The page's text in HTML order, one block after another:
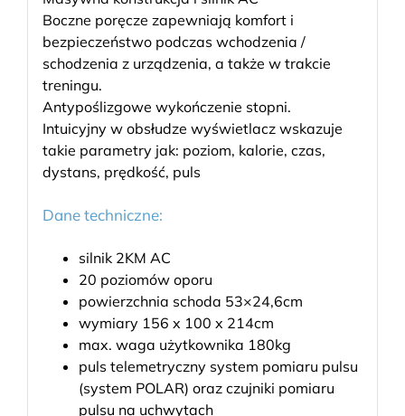
Boczne poręcze zapewniają komfort i
bezpieczeństwo podczas wchodzenia /
schodzenia z urządzenia, a także w trakcie
treningu.
Antypoślizgowe wykończenie stopni.
Intuicyjny w obsłudze wyświetlacz wskazuje
takie parametry jak: poziom, kalorie, czas,
dystans, prędkość, puls
Dane techniczne:
silnik 2KM AC
20 poziomów oporu
powierzchnia schoda 53×24,6cm
wymiary 156 x 100 x 214cm
max. waga użytkownika 180kg
puls telemetryczny system pomiaru pulsu
(system POLAR) oraz czujniki pomiaru
pulsu na uchwytach